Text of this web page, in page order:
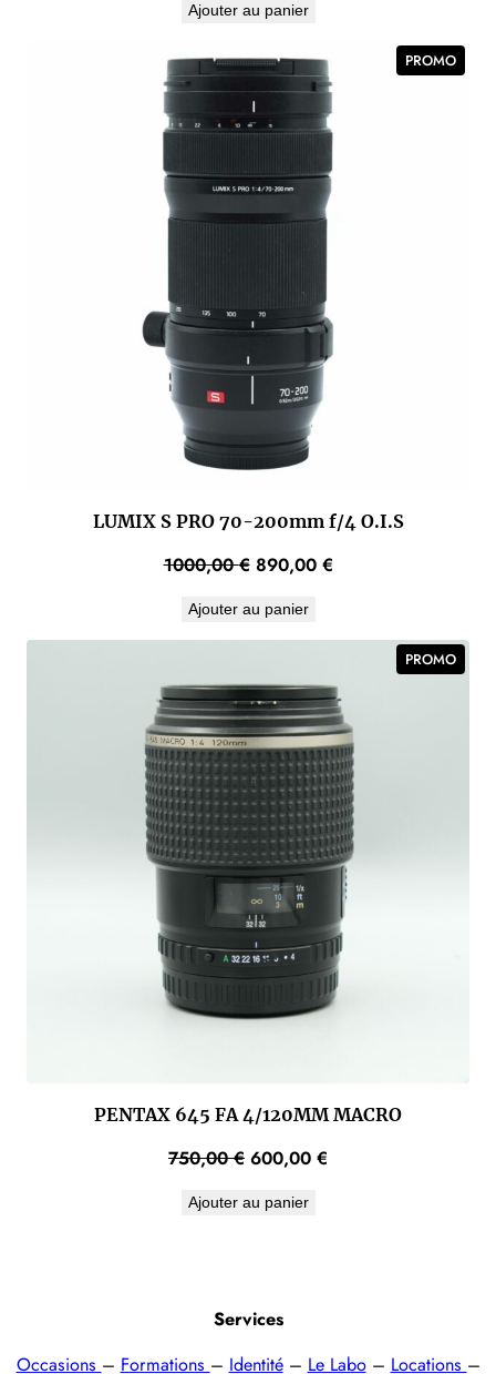
Ajouter au panier
PROMO
EN
LUMIX S PRO 70-200mm f/4 O.I.S
1000,00€ Le
initial
était :
890,00 €Le
est :
890,00 €.
Ajouter au panier
PROMO
EN
PENTAX 645 FA 4/120MM MACRO
750,00€ Le
initial
600,00 €
Ajouter au panier
Services
Occasions – Formations – Identité– Le Labo– Locations –